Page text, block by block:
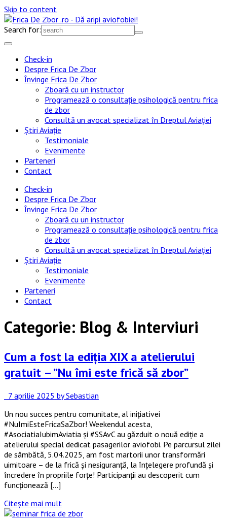
Skip to content
Search for:
Check-in
Despre Frica De Zbor
Învinge Frica De Zbor
Zboară cu un instructor
Programează o consultație psihologică pentru frica
de zbor
Consultă un avocat specializat în Dreptul Aviației
Știri Aviație
Testimoniale
Evenimente
Parteneri
Contact
Check-in
Despre Frica De Zbor
Învinge Frica De Zbor
Zboară cu un instructor
Programează o consultație psihologică pentru frica
de zbor
Consultă un avocat specializat în Dreptul Aviației
Știri Aviație
Testimoniale
Evenimente
Parteneri
Contact
Categorie: Blog & Interviuri
Cum a fost la ediția XIX a atelierului
gratuit – ”Nu îmi este frică să zbor”
7 aprilie 2025 by Sebastian
Un nou succes pentru comunitate, al inițiativei
#NuImiEsteFricaSaZbor! Weekendul acesta,
#AsociatiaIubimAviatia și #SSAvC au găzduit o nouă ediție a
atelierului special dedicat pasagerilor aviofobi. Pe parcursul zilei
de sâmbătă, 5.04.2025, am fost martorii unor transformări
uimitoare – de la frică și nesiguranță, la înțelegere profundă și
încredere în propriile forțe! Participanții au descoperit cum
funcționează […]
Citește mai mult